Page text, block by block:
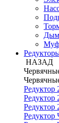
НАЗАД
Редуктор
Редуктор
Редуктор
Редуктор